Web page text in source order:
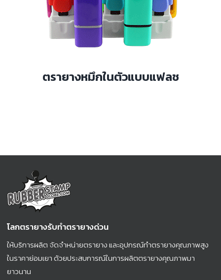
ตรายางหมึกในตัวแบบแฟลช
โลกตรายางรับทำตรายางด่วน
ให้บริการผลิต จัดจำหน่ายตรายาง และอุปกรณ์ทำตรายางคุณภาพสูง
ในราคาย่อมเยา ด้วยประสบการณ์ในการผลิตตรายางคุณภาพมา
ยาวนาน